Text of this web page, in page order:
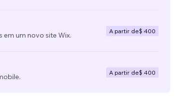
em um novo site Wix.
A partir de$ 400
A partir de$ 400